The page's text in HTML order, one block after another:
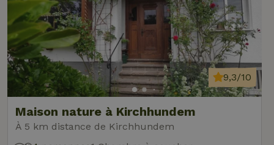
Maison nature à Kirchhundem
À 5 km distance de Kirchhundem
9,3/10